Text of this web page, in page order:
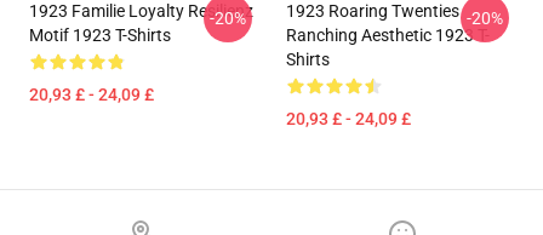
1923 Familie Loyalty Resilienz
Motif 1923 T-Shirts
20,93 £ - 24,09 £
-20%
1923 Roaring Twenties
Ranching Aesthetic 1923 T-
Shirts
20,93 £ - 24,09 £
-20%